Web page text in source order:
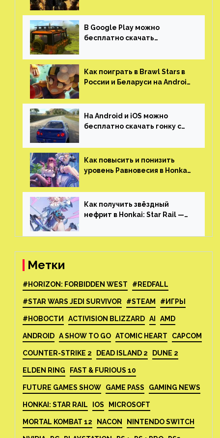
(никаких MMO)
В Google Play можно
бесплатно скачать
открытым миром, прокачкой,
гонками и тюнингом машины
Как поиграть в Brawl Stars в
России и Беларуси на Android
На Android и iOS можно
бесплатно скачать гонку с
который больше, чем в
Skyrim и GTA: San Andreas
Как повысить и понизить
уровень Равновесия в Honkai:
Как получить звёздный
нефрит в Honkai: Star Rail —
Метки
#HORIZON: FORBIDDEN WEST #REDFALL
#STAR WARS JEDI SURVIVOR #STEAM #ИГРЫ
#НОВОСТИ ACTIVISION BLIZZARD AI AMD
ANDROID A SHOW TO GO ATOMIC HEART CAPCOM
COUNTER-STRIKE 2 DEAD ISLAND 2 DUNE 2
ELDEN RING FAST & FURIOUS 10
FUTURE GAMES SHOW GAME PASS GAMING NEWS
HONKAI: STAR RAIL IOS MICROSOFT
MORTAL KOMBAT 12 NACON NINTENDO SWITCH